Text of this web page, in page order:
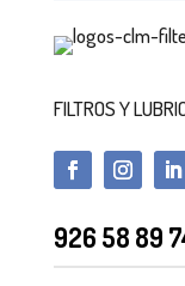
FILTROS Y
926 58 89